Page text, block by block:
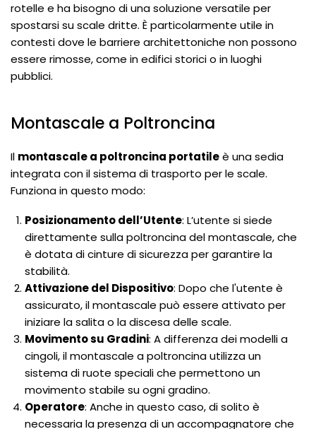
rotelle e ha bisogno di una soluzione versatile per
spostarsi su scale dritte. È particolarmente utile in
contesti dove le barriere architettoniche non possono
essere rimosse, come in edifici storici o in luoghi
pubblici.
Montascale a Poltroncina
Il montascale a poltroncina portatileè una sedia
integrata con il sistema di trasporto per le scale.
Funziona in questo modo:
Posizionamento dell’Utente: L’utente si siede
direttamente sulla poltroncina del montascale, che
è dotata di cinture di sicurezza per garantire la
stabilità.
Attivazione del Dispositivo: Dopo che l'utente è
assicurato, il montascale può essere attivato per
iniziare la salita o la discesa delle scale.
Movimento su Gradini: A differenza dei modelli a
cingoli, il montascale a poltroncina utilizza un
sistema di ruote speciali che permettono un
movimento stabile su ogni gradino.
Operatore: Anche in questo caso, di solito è
necessaria la presenza di un accompagnatore che